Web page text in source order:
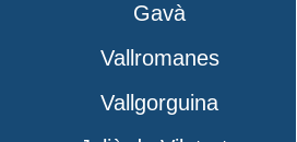
Gavà
Vallromanes
Vallgorguina